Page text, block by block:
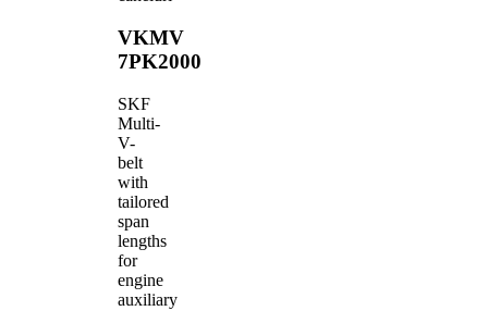
VKMV
7PK2000
SKF
Multi-
V-
belt
with
tailored
span
lengths
for
engine
auxiliary